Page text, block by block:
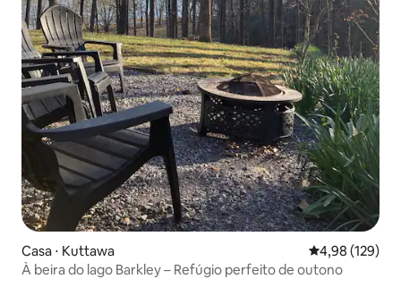
Casa ⋅ Kuttawa 4,98 de uma
4,98 (129)
À beira do lago Barkley – Refúgio perfeito de outono